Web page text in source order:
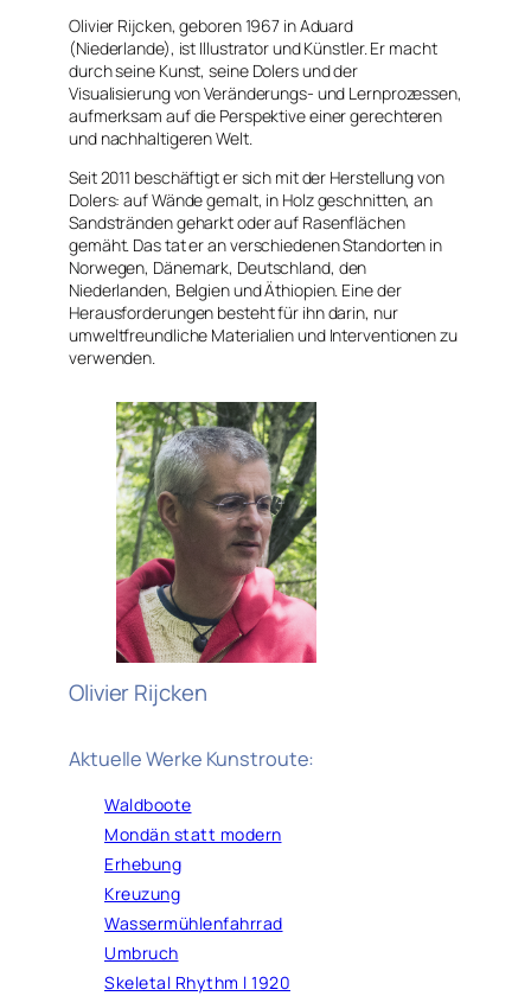
Olivier Rijcken, geboren 1967 in Aduard
(Niederlande), ist Illustrator und Künstler. Er macht
durch seine Kunst, seine Dolers und der
Visualisierung von Veränderungs- und Lernprozessen,
aufmerksam auf die Perspektive einer gerechteren
und nachhaltigeren Welt.
Seit 2011 beschäftigt er sich mit der Herstellung von
Dolers: auf Wände gemalt, in Holz geschnitten, an
Sandstränden geharkt oder auf Rasenflächen
gemäht. Das tat er an verschiedenen Standorten in
Norwegen, Dänemark, Deutschland, den
Niederlanden, Belgien und Äthiopien. Eine der
Herausforderungen besteht für ihn darin, nur
umweltfreundliche Materialien und Interventionen zu
verwenden.
Olivier Rijcken
Aktuelle Werke Kunstroute:
Waldboote
Mondän statt modern
Erhebung
Kreuzung
Wassermühlenfahrrad
Umbruch
Skeletal Rhythm l 1920